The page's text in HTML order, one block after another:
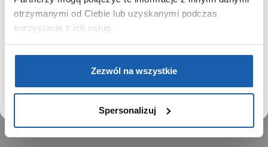
otrzymanymi od Ciebie lub uzyskanymi podczas
korzystania z ich usług.
Zezwól na wszystkie
Spersonalizuj
Przygarnij zwierzaka
zapamiętywać Twoje preferencje.